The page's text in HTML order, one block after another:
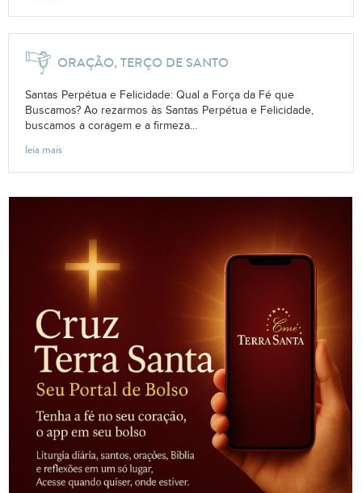
ORAÇÃO, TERÇO DE SANTO
Santas Perpétua e Felicidade: Qual a Força da Fé que
Buscamos? Ao rezarmos às Santas Perpétua e Felicidade,
buscamos a coragem e a firmeza...
leia mais